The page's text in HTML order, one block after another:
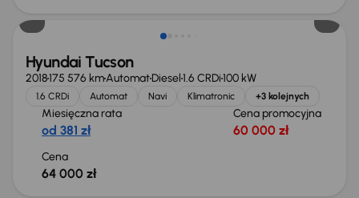
Hyundai Tucson
2018175 576 kmAutomatDiesel1.6 CRDi100 kW
1.6 CRDi Automat Navi Klimatronic +3 kolejnych
Miesięczna rata
od 381 zł
Cena promocyjna
60 000 zł
Cena
64 000 zł